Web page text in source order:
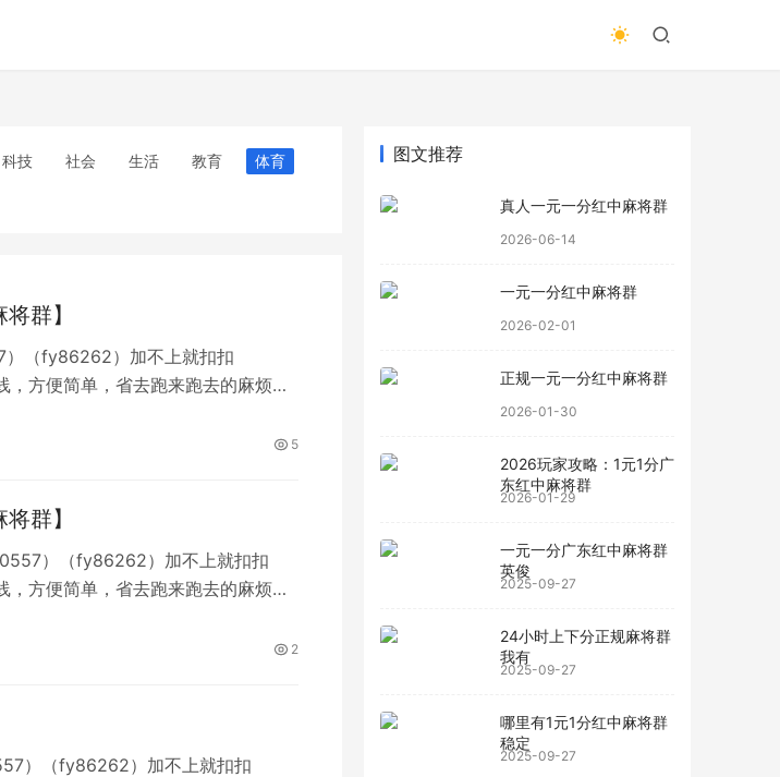
科技 社会 生活 教育
体育
群】
）（fy86262）加不上就扣扣
方便简单，省去跑来跑去的麻烦，
将，不用奔波出门也能欢乐开局。 5
群】
）（fy86262）加不上就扣扣
方便简单，省去跑来跑去的麻烦，
路通畅，每一把都有胡牌希望。
2
）（fy86262）加不上就扣扣
图文推荐
真人一元一分红中麻将群
2026-06-14
一元一分红中麻将群
2026-02-01
正规一元一分红中麻将群
2026-01-30
2026玩家攻略：1元1分广
东红中麻将群
2026-01-29
一元一分广东红中麻将群
英俊
2025-09-27
24小时上下分正规麻将群
我有
2025-09-27
哪里有1元1分红中麻将群
稳定
2025-09-27